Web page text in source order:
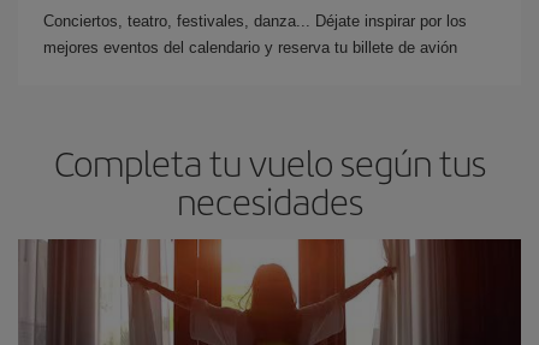
Conciertos, teatro, festivales, danza... Déjate inspirar por los
mejores eventos del calendario y reserva tu billete de avión
Completa tu vuelo según tus
necesidades